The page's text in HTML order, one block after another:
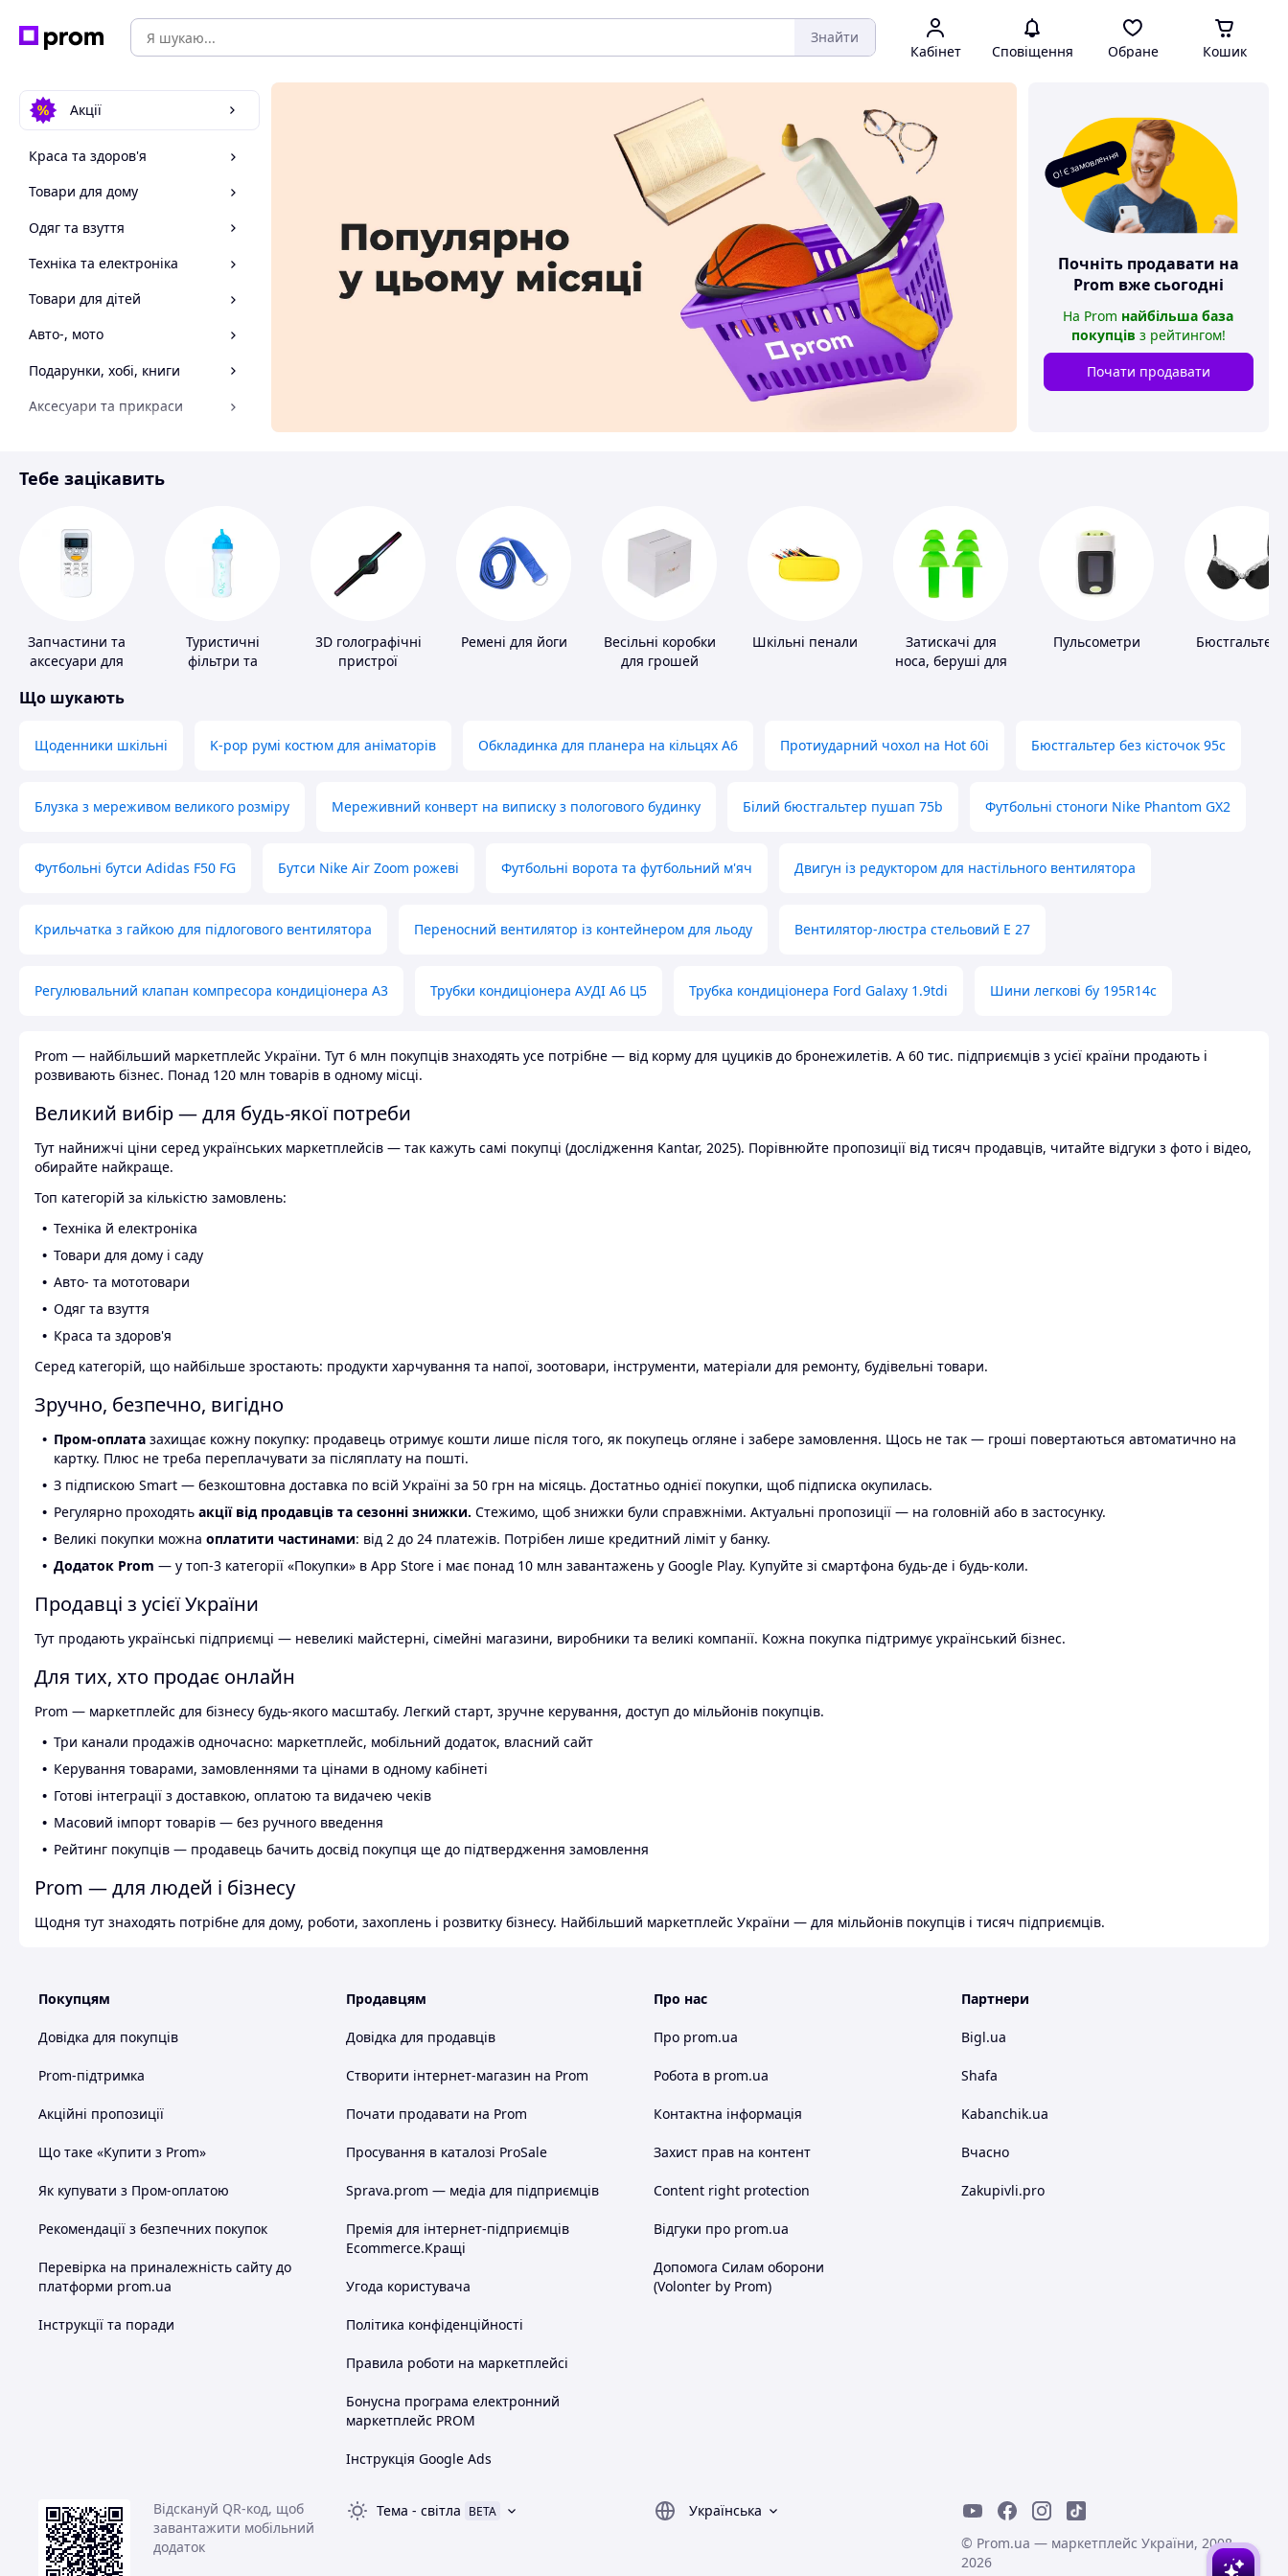
Знайти
Кабінет Сповіщення Обране Кошик
Акції
Краса та здоров'я
Товари для дому
Одяг та взуття
Техніка та електроніка
Товари для дітей
Авто-, мото
Подарунки, хобі, книги
Аксесуари та прикраси
Спорт і відпочинок
О! Є замовлення
Почніть продавати на
Prom вже сьогодні
На Prom найбільша база
покупців з рейтингом!
Почати продавати
Тебе зацікавить
Запчастини та
аксесуари для
кондиціонерів
Туристичні
фільтри та
3D голографічні
пристрої
Ремені для йоги
Весільні коробки
для грошей
Шкільні пенали
Затискачі для
носа, беруші для
Пульсометри Бюстгальтери
Що шукають
Щоденники шкільні K-pop румі костюм для аніматорів Обкладинка для планера на кільцях А6 Протиударний чохол на Hot 60i Бюстгальтер без кісточок 95с
Блузка з мереживом великого розміру Мереживний конверт на виписку з пологового будинку Білий бюстгальтер пушап 75b Футбольні стоноги Nike Phantom GX2
Футбольні бутси Adidas F50 FG Бутси Nike Air Zoom рожеві Футбольні ворота та футбольний м'яч Двигун із редуктором для настільного вентилятора
Крильчатка з гайкою для підлогового вентилятора Переносний вентилятор із контейнером для льоду Вентилятор-люстра стельовий E 27
Регулювальний клапан компресора кондиціонера А3 Трубки кондиціонера АУДІ А6 Ц5 Трубка кондиціонера Ford Galaxy 1.9tdi Шини легкові бу 195R14c
Prom — найбільший маркетплейс України. Тут 6 млн покупців знаходять усе потрібне — від корму для цуциків до бронежилетів. А 60 тис. підприємців з усієї країни продають і
розвивають бізнес. Понад 120 млн товарів в одному місці.
Великий вибір — для будь-якої потреби
Тут найнижчі ціни серед українських маркетплейсів — так кажуть самі покупці (дослідження Kantar, 2025). Порівнюйте пропозиції від тисяч продавців, читайте відгуки з фото і відео,
обирайте найкраще.
Топ категорій за кількістю замовлень:
Техніка й електроніка
Товари для дому і саду
Авто- та мототовари
Одяг та взуття
Краса та здоров'я
Серед категорій, що найбільше зростають: продукти харчування та напої, зоотовари, інструменти, матеріали для ремонту, будівельні товари.
Зручно, безпечно, вигідно
Пром-оплата захищає кожну покупку: продавець отримує кошти лише після того, як покупець огляне і забере замовлення. Щось не так — гроші повертаються автоматично на
картку. Плюс не треба переплачувати за післяплату на пошті.
З підпискою Smart — безкоштовна доставка по всій Україні за 50 грн на місяць. Достатньо однієї покупки, щоб підписка окупилась.
Регулярно проходять акції від продавців та сезонні знижки. Стежимо, щоб знижки були справжніми. Актуальні пропозиції — на головній або в застосунку.
Великі покупки можна оплатити частинами: від 2 до 24 платежів. Потрібен лише кредитний ліміт у банку.
Додаток Prom — у топ-3 категорії «Покупки» в App Store і має понад 10 млн завантажень у Google Play. Купуйте зі смартфона будь-де і будь-коли.
Продавці з усієї України
Тут продають українські підприємці — невеликі майстерні, сімейні магазини, виробники та великі компанії. Кожна покупка підтримує український бізнес.
Для тих, хто продає онлайн
Prom — маркетплейс для бізнесу будь-якого масштабу. Легкий старт, зручне керування, доступ до мільйонів покупців.
Три канали продажів одночасно: маркетплейс, мобільний додаток, власний сайт
Керування товарами, замовленнями та цінами в одному кабінеті
Готові інтеграції з доставкою, оплатою та видачею чеків
Масовий імпорт товарів — без ручного введення
Рейтинг покупців — продавець бачить досвід покупця ще до підтвердження замовлення
Prom — для людей і бізнесу
Щодня тут знаходять потрібне для дому, роботи, захоплень і розвитку бізнесу. Найбільший маркетплейс України — для мільйонів покупців і тисяч підприємців.
Покупцям
Довідка для покупців
Prom-підтримка
Акційні пропозиції
Що таке «Купити з Prom»
Як купувати з Пром-оплатою
Рекомендації з безпечних покупок
Перевірка на приналежність сайту до
платформи prom.ua
Інструкції та поради
Продавцям
Довідка для продавців
Створити інтернет-магазин на Prom
Почати продавати на Prom
Просування в каталозі ProSale
Sprava.prom — медіа для підприємців
Премія для інтернет-підприємців
Ecommerce.Кращі
Угода користувача
Політика конфіденційності
Правила роботи на маркетплейсі
Бонусна програма електронний
маркетплейс PROM
Інструкція Google Ads
Про нас
Про prom.ua
Робота в prom.ua
Контактна інформація
Захист прав на контент
Content right protection
Відгуки про prom.ua
Допомога Силам оборони
(Volonter by Prom)
Партнери
Bigl.ua
Shafa
Kabanchik.ua
Вчасно
Zakupivli.pro
Відскануй QR-код, щоб
завантажити мобільний
додаток
Тема - світла BETA
Українська
© Prom.ua — маркетплейс України, 2008-
2026